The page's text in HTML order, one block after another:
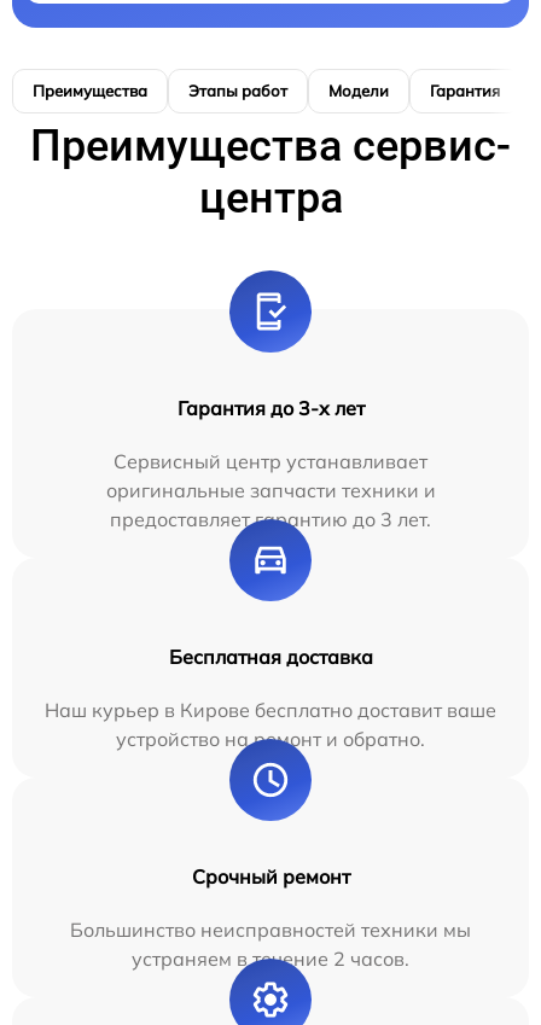
Преимущества Этапы работ Модели Гарантия
Преимущества сервис-
центра
Гарантия до 3-х лет
Сервисный центр устанавливает
оригинальные запчасти техники и
предоставляет гарантию до 3 лет.
Бесплатная доставка
Наш курьер в Кирове бесплатно доставит ваше
устройство на ремонт и обратно.
Срочный ремонт
Большинство неисправностей техники мы
устраняем в течение 2 часов.